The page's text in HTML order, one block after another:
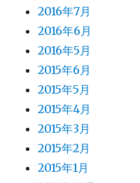
2016年7月
2016年6月
2016年5月
2015年6月
2015年5月
2015年4月
2015年3月
2015年2月
2015年1月